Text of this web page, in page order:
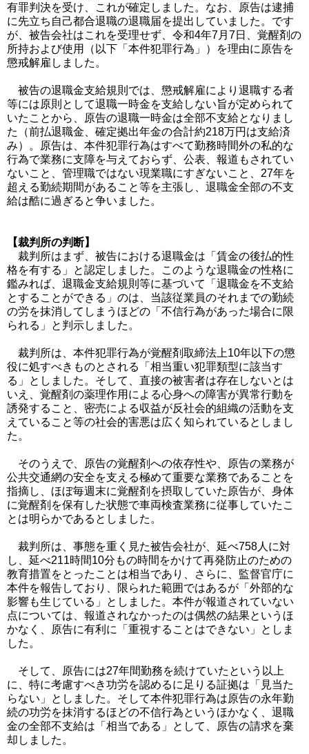
有罪判決を受け、これが確定しました。なお、原告は逮捕
に先立ち自己都合退職の退職届を提出していました。です
が、被告会社はこれを受理せず、令和4年7月7日、覚醒剤の
所持および使用（以下「本件犯罪行為」）を理由に原告を
懲戒解雇しました。
被告の退職金支給規則では、懲戒解雇により退職する者
等には原則として退職一時金を支給しない旨が定められて
いたことから、原告の退職一時金は全部不支給となりまし
た（前払退職金、確定拠出年金の合計約218万円は支給済
み）。原告は、本件犯罪行為はすべて勤務時間外の私的な
行為で業務に支障を与えておらず、公表、報道もされてい
ないこと、管理職ではない現業職にすぎないこと、27年を
超える勤続期間があること等を主張し、退職金全部の不支
給は酷に過ぎると争いました。
【裁判所の判断】
裁判所はまず、被告における退職金は「賃金の後払的性
格を有する」と認定しました。このような退職金の性格に
鑑みれば、退職金支給規則等に基づいて「退職金を不支給
とすることができる」のは、当該従業員のそれまでの勤続
の労を抹消してしまうほどの「不信行為があった場合に限
られる」と判示しました。
裁判所は、本件犯罪行為が覚醒剤取締法上10年以下の懲
役に処すべきものとされる「相当重い犯罪類型に該当す
る」としました。そして、直接の被害者は存在しないとは
いえ、覚醒剤の薬理作用による心身への障害が異常行動を
誘発すること、密売による収益が反社会的組織の活動を支
えていること等の社会的害悪は広く知られているとしまし
た。
そのうえで、原告の覚醒剤への依存性や、原告の業務が
公共交通網の安全を支える極めて重要な業務であることを
指摘し、ほぼ毎週末に覚醒剤を摂取していた原告が、身体
に覚醒剤を保有した状態で車両検査業務に従事していたこ
とは明らかであるとしました。
裁判所は、事態を重く見た被告会社が、延べ758人に対
し、延べ211時間10分もの時間をかけて再発防止のための
教育措置をとったことは相当であり、さらに、監督官庁に
本件を報告しており、限られた範囲ではあるが「外部的な
影響も生じている」としました。本件が報道されていない
点については、報道されなかったのは偶然の結果というほ
かなく、原告に有利に「重視することはできない」としま
した。
そして、原告には27年間勤務を続けていたという以上
に、特に考慮すべき功労を認めるに足りる証拠は「見当た
らない」としました。そして本件犯罪行為は原告の永年勤
続の功労を抹消するほどの不信行為というほかなく、退職
金の全部不支給は「相当である」として、原告の請求を棄
却しました。